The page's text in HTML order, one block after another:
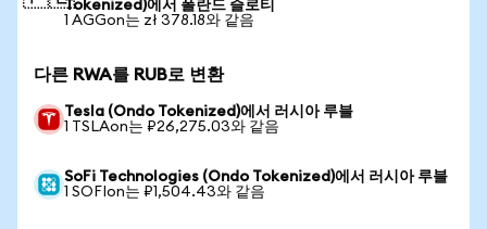
Tokenized)에서 폴란드 즐로티
1 AGGon는 zł 378.18와 같음
다른 RWA를 RUB로 변환
Tesla (Ondo Tokenized)에서 러시아 루블
1 TSLAon는 ₽26,275.03와 같음
SoFi Technologies (Ondo Tokenized)에서 러시아 루블
1 SOFIon는 ₽1,504.43와 같음